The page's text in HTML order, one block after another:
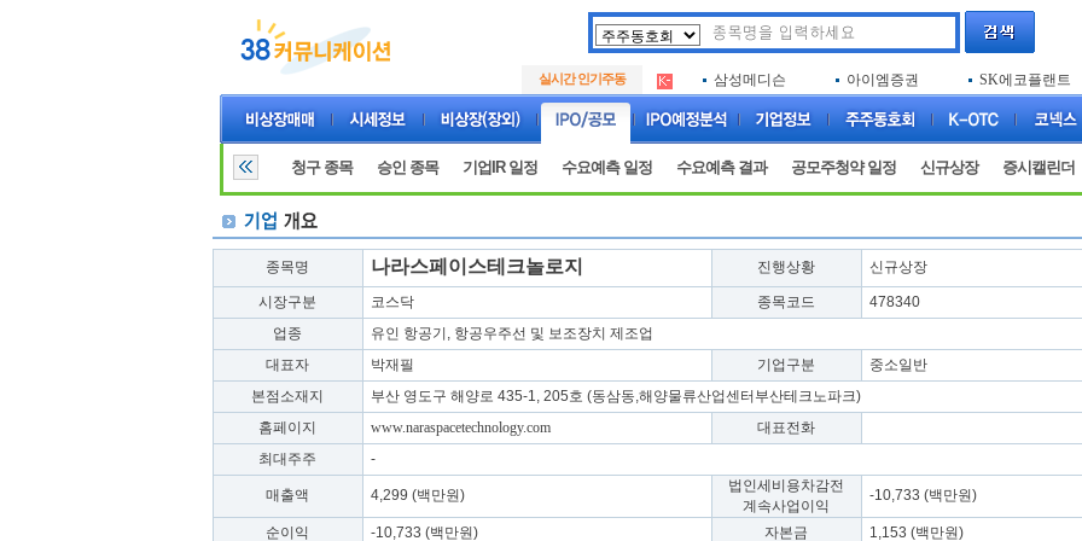
실시간 인기주동
. 아크로스 두나무
엑소코바이오
삼성메디슨 아이엠증권
SK에코플랜트
.
아크로스 두나무
엑소코바이오
아하 루켄테크놀러지 플럼라인생명과
청구 종목 승인 종목 기업IR 일정 수요예측 일정 수요예측 결과 공모주청약 일정 신규상장 증시캘린더
종목명 나라스페이스테크놀로지 진행상황 신규상장
시장구분 코스닥 종목코드
478340
업종
유인 항공기, 항공우주선 및 보조장치 제조업
대표자
박재필 기업구분
중소일반
본점소재지
부산 영도구 해양로 435-1, 205호 (동삼동,해양물류산업센터부산테크노파크)
홈페이지
www.naraspacetechnology.com
대표전화
최대주주
-
매출액 4,299 (백만원)
법인세비용차감전
계속사업이익
-10,733 (백만원)
순이익 -10,733 (백만원) 자본금 1,153 (백만원)